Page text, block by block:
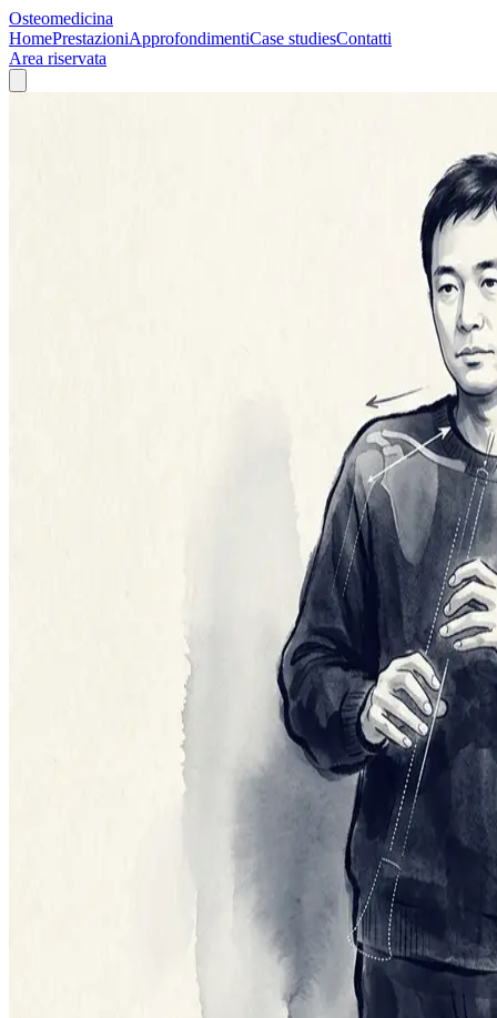
Osteomedicina
HomePrestazioniApprofondimentiCase studiesContatti
Area riservata